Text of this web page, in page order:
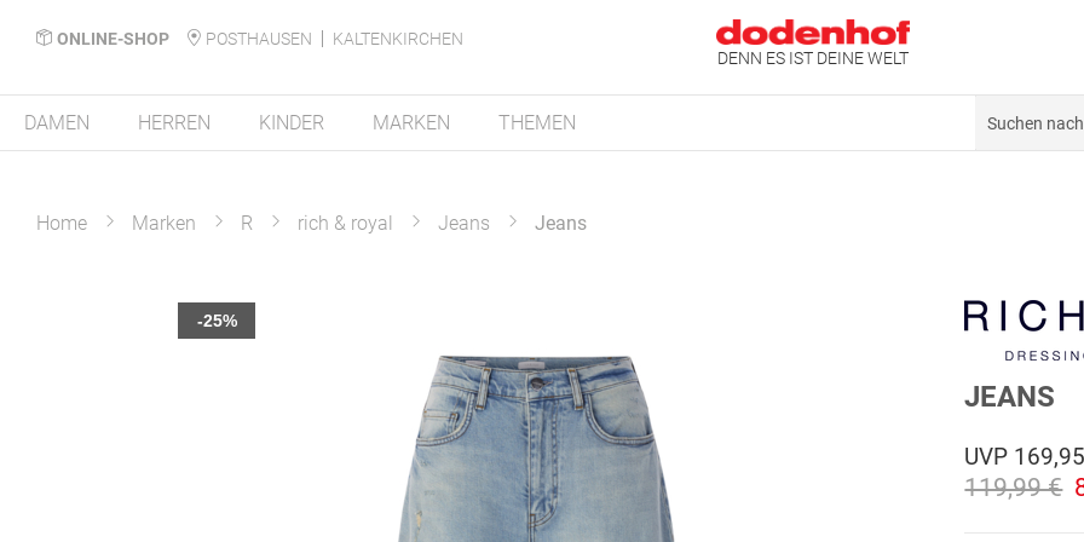
ONLINE-SHOP POSTHAUSEN
KALTENKIRCHEN
DENN ES IST DEINE WELT
DAMEN HERREN KINDER MARKEN THEMEN
Home Marken R rich & royal Jeans Jeans
-25%
JEANS
UVP
119,99 €